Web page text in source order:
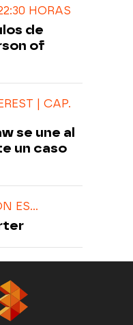
HORAS
de
of
| CAP.
se une al
un caso
ES...